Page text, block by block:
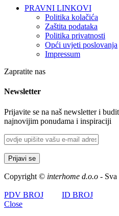
PRAVNI LINKOVI
Politika kolačića
Zaštita podataka
Politika privatnosti
Opći uvjeti poslovanja
Impressum
Zapratite nas
Newsletter
Prijavite se na naš newsletter i
najnovijim ponudama i inspiraciji
Copyright © interhome d.o.o - Sva
PDV BROJ
ID BROJ
Close